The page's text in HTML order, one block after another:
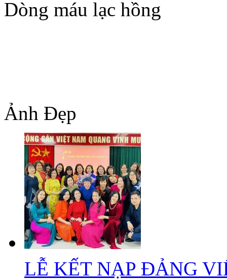
Dòng máu lạc hồng
Ảnh Đẹp
LỄ KẾT NẠP ĐẢNG